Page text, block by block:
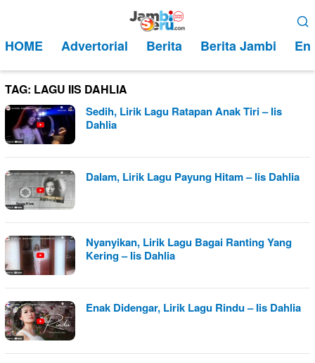
kontenMobile
HOME Advertorial Berita Berita Jambi
TAG: LAGU IIS DAHLIA
Sedih, Lirik Lagu Ratapan Anak Tiri – Iis
Dahlia
Dalam, Lirik Lagu Payung Hitam – Iis Dahlia
Nyanyikan, Lirik Lagu Bagai Ranting Yang
Kering – Iis Dahlia
Enak Didengar, Lirik Lagu Rindu – Iis Dahlia